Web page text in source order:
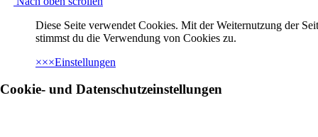
Diese Seite verwendet Cookies. Mit der Weiternutzung der
stimmst du die Verwendung von Cookies zu.
×××Einstellungen
Cookie- und Datenschutzeinstellungen